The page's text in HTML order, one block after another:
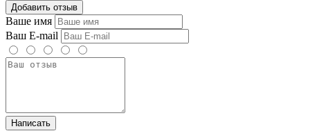
Добавить отзыв
Ваше имя
Ваш E-mail
Написать